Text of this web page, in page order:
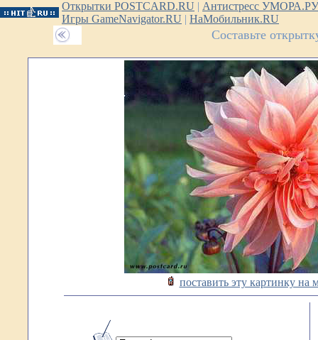
Открытки POSTCARD.RU | Антистресс УМОРА.РУ
Игры GameNavigator.RU | НаМобильник.RU
Составьте
поставить эту картинку на